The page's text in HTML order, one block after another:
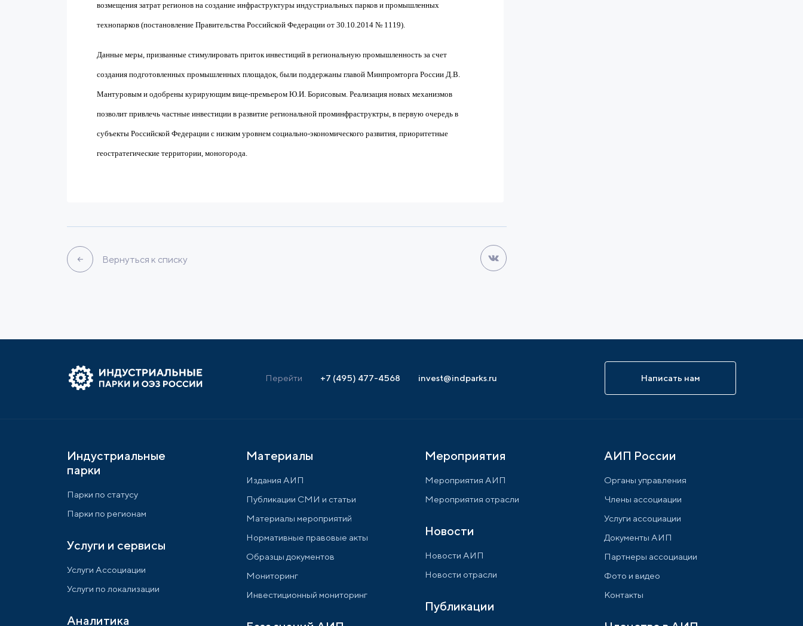
возмещения затрат регионов на создание инфраструктуры индустриальных парков и промышленных
технопарков (постановление Правительства Российской Федерации от 30.10.2014 № 1119).
Данные меры, призванные стимулировать приток инвестиций в региональную промышленность за счет
создания подготовленных промышленных площадок, были поддержаны главой Минпромторга России Д.В.
Мантуровым и одобрены курирующим вице-премьером Ю.И. Борисовым. Реализация новых механизмов
позволит привлечь частные инвестиции в развитие региональной проминфраструктры, в первую очередь в
субъекты Российской Федерации с низким уровнем социально-экономического развития, приоритетные
геостратегические территории, моногорода.
Вернуться к списку
Перейти +7 (495) 477-4568 invest@indparks.ru Написать нам
Индустриальные
парки
Парки по статусу
Парки по регионам
Услуги и сервисы
Услуги Ассоциации
Услуги по локализации
Аналитика
Материалы
Издания АИП
Публикации СМИ и статьи
Материалы мероприятий
Нормативные правовые акты
Образцы документов
Мониторинг
Инвестиционный мониторинг
Мероприятия
Мероприятия АИП
Мероприятия отрасли
Новости
Новости АИП
Новости отрасли
Публикации
АИП России
Органы управления
Члены ассоциации
Услуги ассоциации
Документы АИП
Партнеры ассоциации
Фото и видео
Контакты